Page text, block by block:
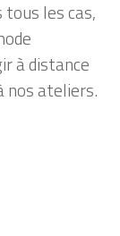
les cas,
à distance
nos ateliers.